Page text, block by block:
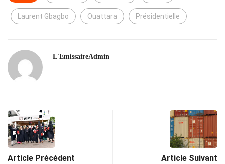
Laurent Gbagbo Ouattara Présidentielle
L'EmissaireAdmin
Article Précédent Article Suivant